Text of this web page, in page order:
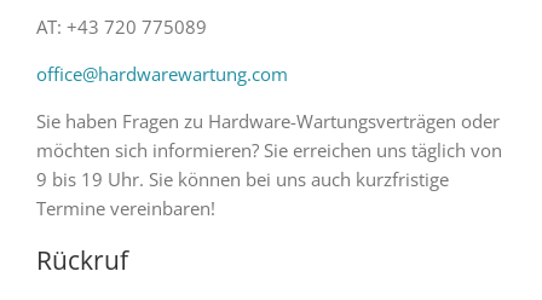
AT: +43 720 775089
office@hardwarewartung.com
Sie haben Fragen zu Hardware-Wartungsverträgen oder
möchten sich informieren? Sie erreichen uns täglich von
9 bis 19 Uhr. Sie können bei uns auch kurzfristige
Termine vereinbaren!
Rückruf